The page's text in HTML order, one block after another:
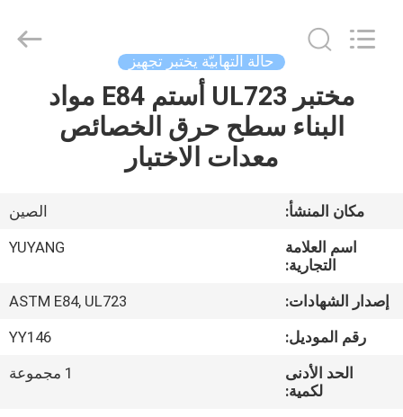
مسكن
عرض
الواقع
الافتراضي
معلومات
INSTRUMENT
حالة التهابيّة يختبر تجهيز
مختبر UL723 أستم E84 مواد
البناء سطح حرق الخصائص
معدات الاختبار
مكان المنشأ:
الصين
اسم العلامة
التجارية:
YUYANG
إصدار الشهادات:
ASTM E84, UL723
رقم الموديل:
YY146
الحد الأدنى
لكمية:
1 مجموعة